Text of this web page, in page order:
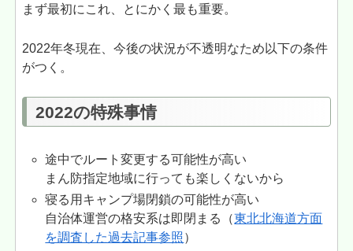
まず最初にこれ、とにかく最も重要。
2022年冬現在、今後の状況が不透明なため以下の条件
がつく。
2022の特殊事情
途中でルート変更する可能性が高い
まん防指定地域に行っても楽しくないから
寝る用キャンプ場閉鎖の可能性が高い
自治体運営の格安系は即閉まる（東北北海道方面
を調査した過去記事参照）